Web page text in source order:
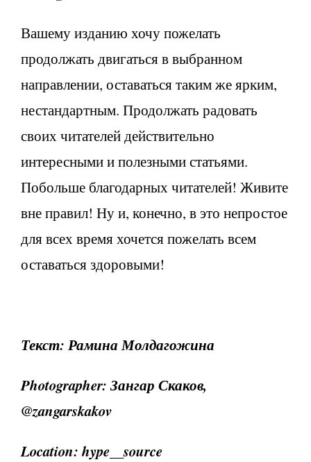
Вашему изданию хочу пожелать
продолжать двигаться в выбранном
направлении, оставаться таким же ярким,
нестандартным. Продолжать радовать
своих читателей действительно
интересными и полезными статьями.
Побольше благодарных читателей! Живите
вне правил! Ну и, конечно, в это непростое
для всех время хочется пожелать всем
оставаться здоровыми!
Текст: Рамина Молдагожина
Photographer: Зангар Скаков,
@zangarskakov
Location: hype__source